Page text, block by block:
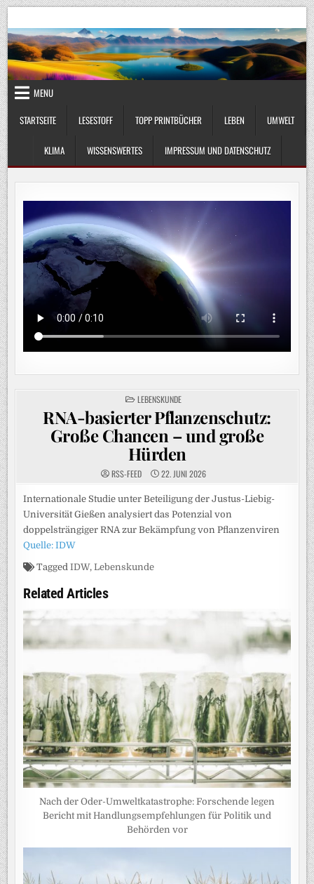
Skip
to
content
UmweltKlima.com
MENU
STARTSEITE
LESESTOFF TOPP PRINTBÜCHER LEBEN UMWELT
KLIMA WISSENSWERTES IMPRESSUM UND DATENSCHUTZ
POSTED
IN
LEBENSKUNDE
RNA-basierter Pflanzenschutz:
Große Chancen – und große
Hürden
RSS-FEED 22. JUNI 2026
Internationale Studie unter Beteiligung der Justus-Liebig-
Universität Gießen analysiert das Potenzial von
doppelsträngiger RNA zur Bekämpfung von Pflanzenviren
Quelle: IDW
TaggedIDW,Lebenskunde
Related Articles
Nach der Oder-Umweltkatastrophe: Forschende legen
Bericht mit Handlungsempfehlungen für Politik und
Behörden vor